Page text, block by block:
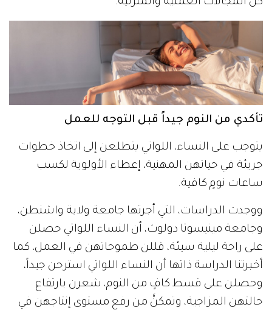
كل المجالات العملية والمنزلية.
تأكدي من النوم جيداً قبل التوجه للعمل
يتوجب على النساء، اللواتي يتطلعن إلى اتخاذ خطوات
جريئة في حياتهن المهنية، إعطاء الأولوية لكسب
ساعات نومٍ كافية.
ووجدت الدراسات، التي أجرتها جامعة ولاية واشنطن،
وجامعة مينيسوتا دولوث، أن النساء اللواتي حصلن
على راحة ليلية سيئة، قللن طموحاتهن في العمل، كما
أخبرتنا الدراسة ذاتها أن النساء اللواتي استرحن جيداً،
وحصلن على قسط كافٍ من النوم، شعرن بارتفاع
حالتهن المزاجية، وتمكنَّ من رفع مستوى إنتاجهن في